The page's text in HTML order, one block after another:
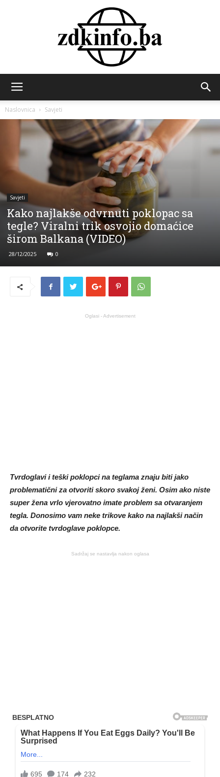
INFO
Naslovnica Savjeti
Savjeti
Kako najlakše odvrnuti poklopac sa
tegle? Viralni trik osvojio domaćice
širom Balkana (VIDEO)
28/12/2025 0
Oglasi - Advertisement
Tvrdoglavi i teški poklopci na teglama znaju biti jako
problematični za otvoriti skoro svakoj ženi. Osim ako niste
super žena vrlo vjerovatno imate problem sa otvaranjem
tegla. Donosimo vam neke trikove kako na najlakši način
da otvorite tvrdoglave poklopce.
Sadržaj se nastavlja nakon oglasa